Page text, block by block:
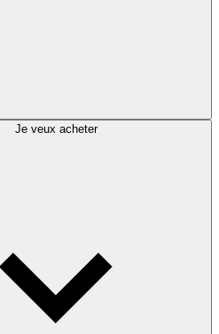
Je veux acheter